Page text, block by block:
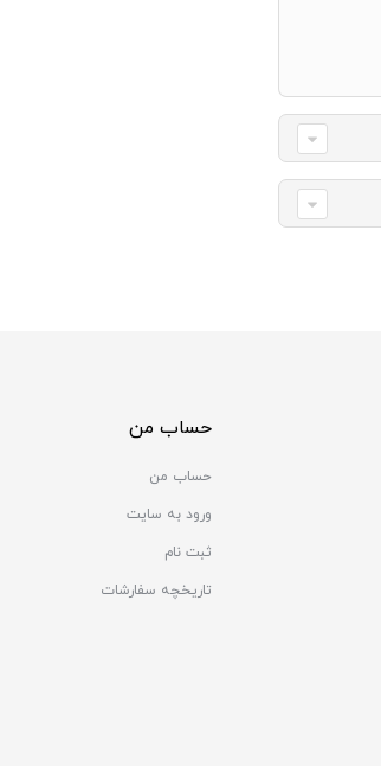
حساب من
حساب من
ورود به سایت
ثبت نام
تاریخچه سفارشات